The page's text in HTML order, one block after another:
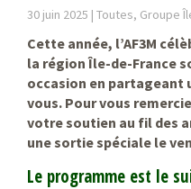
30 juin 2025 | Toutes, Groupe
Cette année, l’AF3M
la région Île-de-France
occasion en partageant
vous. Pour vous
votre soutien au fil des
une sortie spéciale le
Le programme est le